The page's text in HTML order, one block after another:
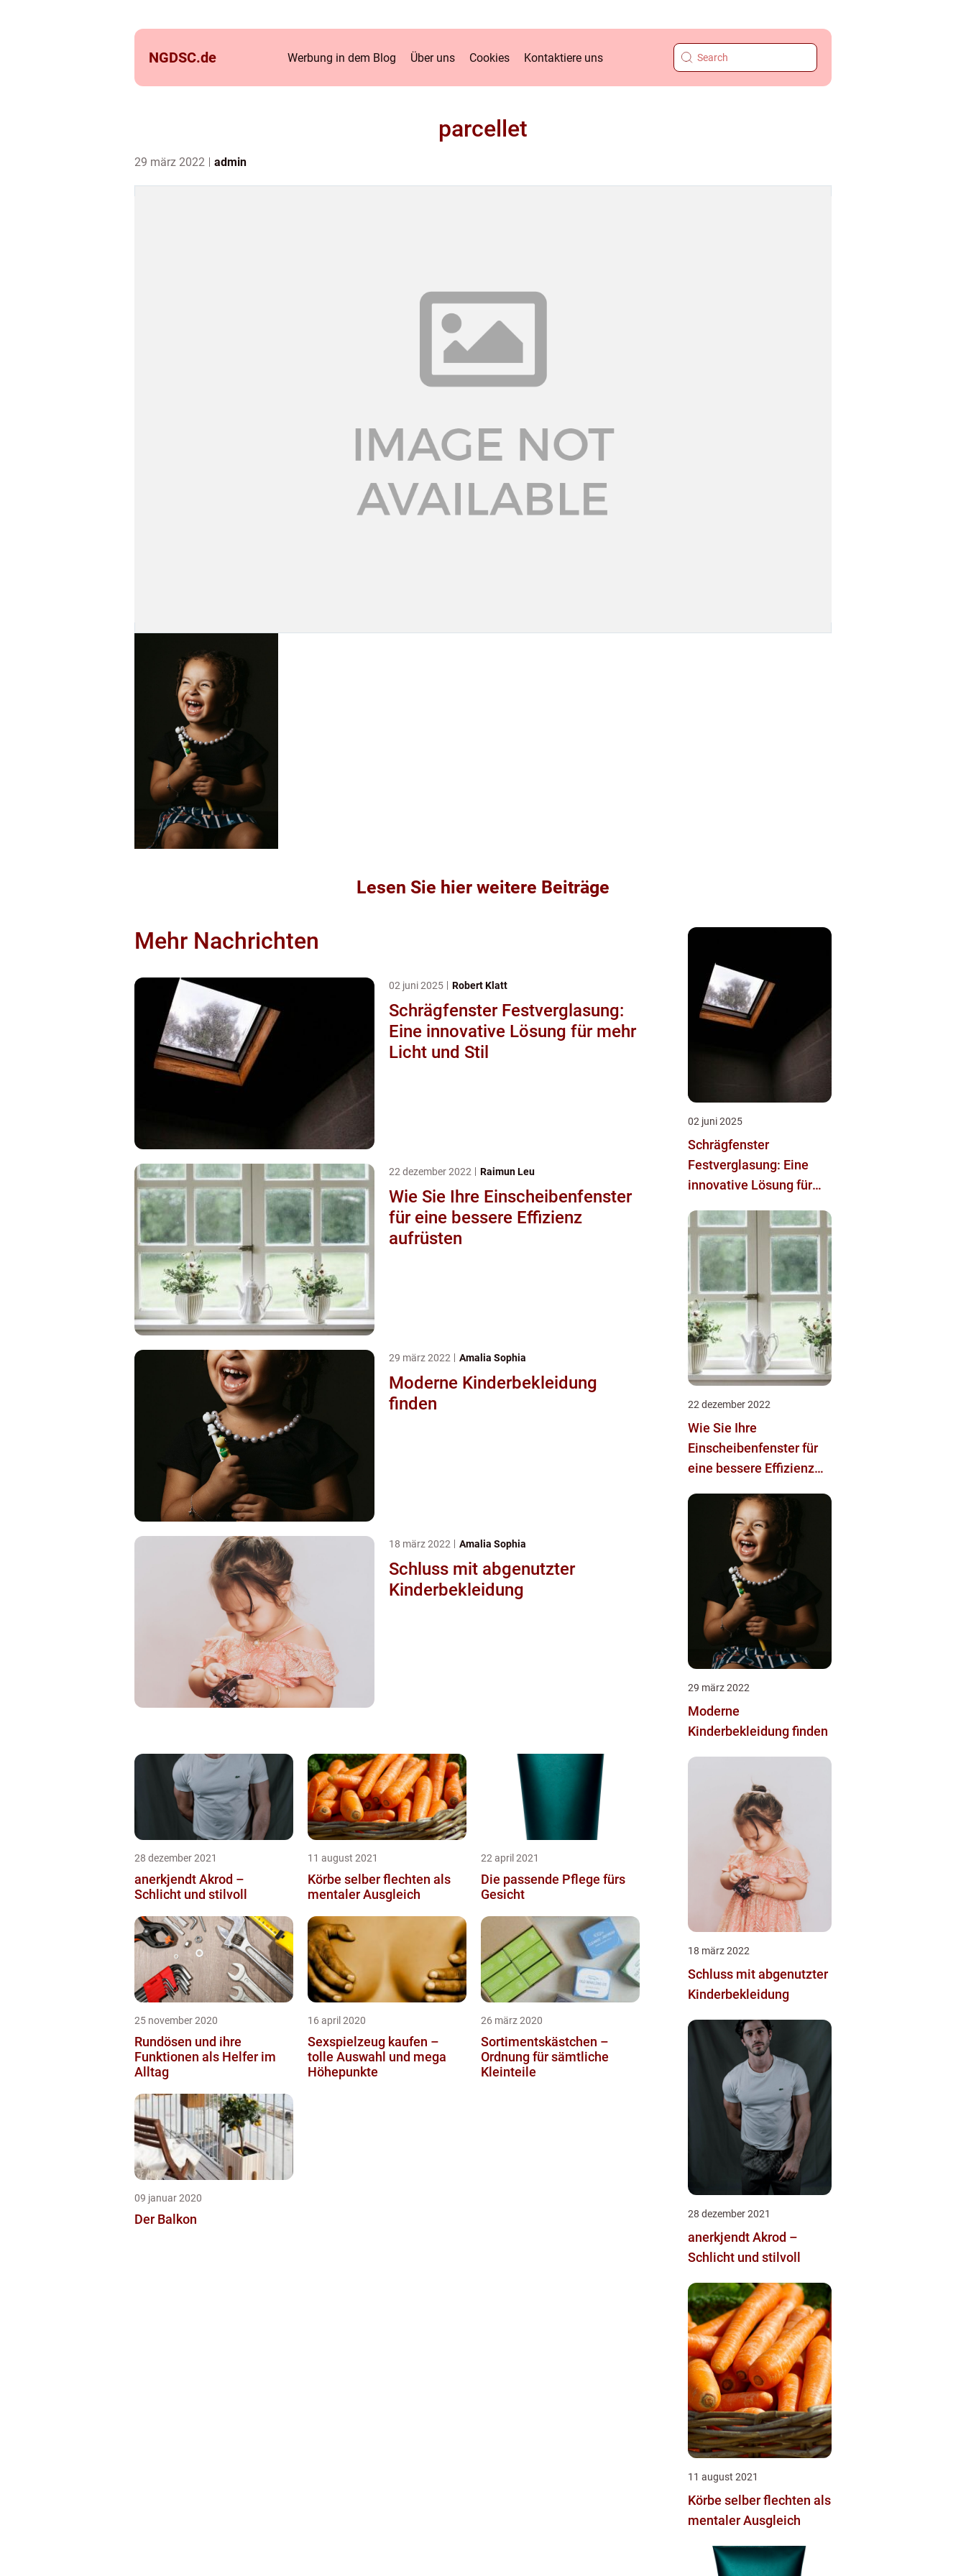
NGDSC.de Werbung in dem Blog Über uns Cookies Kontaktiere uns
parcellet
29 märz 2022 admin
Lesen Sie hier weitere Beiträge
Mehr Nachrichten
02 juni 2025 Robert Klatt
Schrägfenster Festverglasung:
Eine innovative Lösung für mehr
Licht und Stil
22 dezember 2022 Raimun Leu
Wie Sie Ihre Einscheibenfenster
für eine bessere Effizienz
aufrüsten
29 märz 2022 Amalia Sophia
Moderne Kinderbekleidung
finden
18 märz 2022 Amalia Sophia
Schluss mit abgenutzter
Kinderbekleidung
28 dezember 2021
anerkjendt Akrod –
Schlicht und stilvoll
11 august 2021
Körbe selber flechten als
mentaler Ausgleich
22 april 2021
Die passende Pflege fürs
Gesicht
25 november 2020
Rundösen und ihre
Funktionen als Helfer im
Alltag
16 april 2020
Sexspielzeug kaufen –
tolle Auswahl und mega
Höhepunkte
26 märz 2020
Sortimentskästchen –
Ordnung für sämtliche
Kleinteile
09 januar 2020
Der Balkon
02 juni 2025
Schrägfenster
Festverglasung: Eine
innovative Lösung für
22 dezember 2022
Wie Sie Ihre
Einscheibenfenster für
eine bessere Effizienz
29 märz 2022
Moderne
Kinderbekleidung finden
18 märz 2022
Schluss mit abgenutzter
Kinderbekleidung
28 dezember 2021
anerkjendt Akrod –
Schlicht und stilvoll
11 august 2021
Körbe selber flechten als
mentaler Ausgleich